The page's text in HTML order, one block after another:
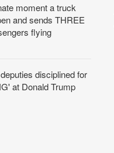
moment a truck
and sends THREE
flying
disciplined for
at Donald Trump